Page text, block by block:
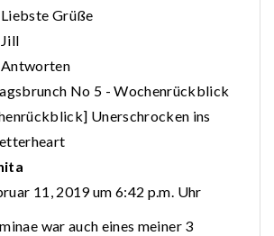
Liebste Grüße
Jill
Antworten
No 5 - Wochenrückblick
Unerschrocken ins
11, 2019 um 6:42 p.m. Uhr
war auch eines meiner 3